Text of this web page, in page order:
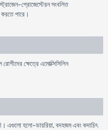
প্রোজেস্টেরন সংবলিত
পারে।
ক্ষেত্রে এমোক্সিসিলিন
এগুলো হলো-ডায়রিয়া, বদহজম এবং কদাচিৎ